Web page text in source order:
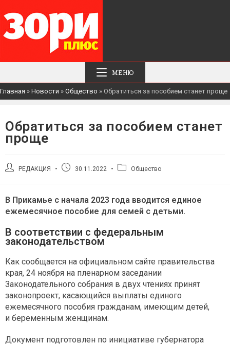
МЕНЮ
Главная » Новости » Общество » Обратиться за пособием станет проще
Обратиться за пособием станет
проще
АвторРЕДАКЦИЯ
Запись30.11.2022
РубрикаОбщество
В Прикамье с начала 2023 года вводится единое
ежемесячное пособие для семей с детьми.
В соответствии с федеральным
законодательством
Как сообщается на официальном сайте правительства
края, 24 ноября на пленарном заседании
Законодательного собрания в двух чтениях принят
законопроект, касающийся выплаты единого
ежемесячного пособия гражданам, имеющим детей,
и беременным женщинам.
Документ подготовлен по инициативе губернатора